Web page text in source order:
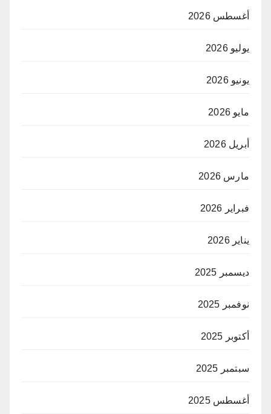
أغسطس 2026
يوليو 2026
يونيو 2026
مايو 2026
أبريل 2026
مارس 2026
فبراير 2026
يناير 2026
ديسمبر 2025
نوفمبر 2025
أكتوبر 2025
سبتمبر 2025
أغسطس 2025